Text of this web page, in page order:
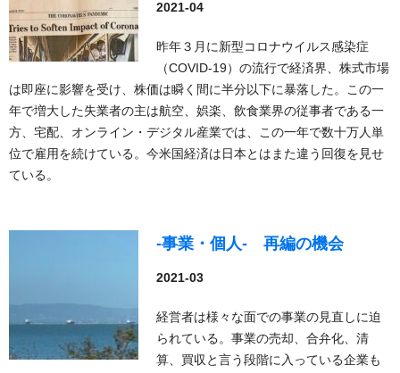
2021-04
昨年３月に新型コロナウイルス感染症
（COVID-19）の流行で経済界、株式市場
は即座に影響を受け、株価は瞬く間に半分以下に暴落した。この一
年で増大した失業者の主は航空、娯楽、飲食業界の従事者である一
方、宅配、オンライン・デジタル産業では、この一年で数十万人単
位で雇用を続けている。今米国経済は日本とはまた違う回復を見せ
ている。
-事業・個人- 再編の機会
2021-03
経営者は様々な面での事業の見直しに迫
られている。事業の売却、合弁化、清
算、買収と言う段階に入っている企業も